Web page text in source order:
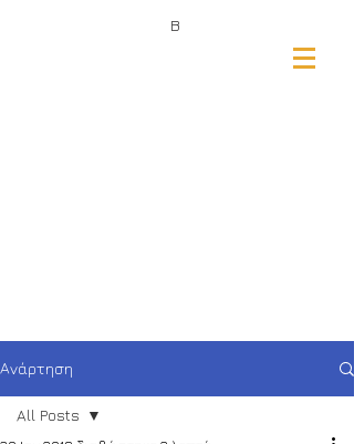
B
Ανάρτηση
All Posts